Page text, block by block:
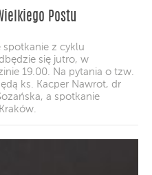
Postu
z cyklu
się jutro, w
19.00. Na pytania o tzw.
ks. Kacper Nawrot, dr
a spotkanie